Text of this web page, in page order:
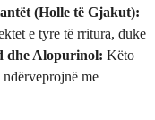
(Holle të Gjakut):
e tyre të rritura, duke
dhe Alopurinol: Këto
me